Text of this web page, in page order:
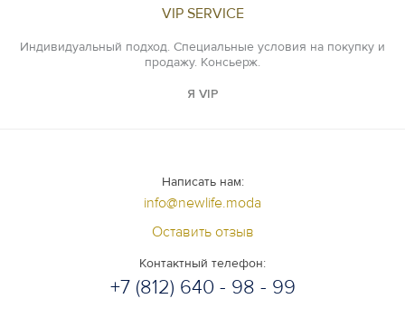
VIP SERVICE
Индивидуальный подход. Специальные условия на покупку и
продажу. Консьерж.
Я VIP
Написать нам:
info@newlife.moda
Оставить отзыв
Контактный телефон:
+7 (812) 640 - 98 - 99